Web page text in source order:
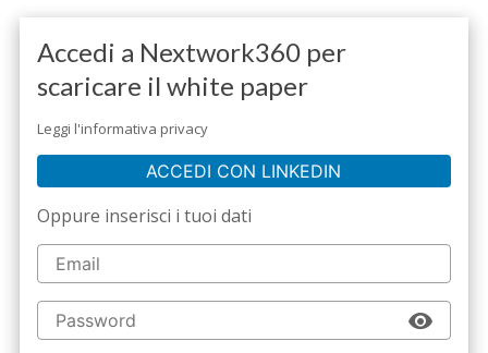
Accedi a Nextwork360 per
scaricare il white paper
Leggi l'informativa privacy
ACCEDI CON LINKEDIN
Oppure inserisci i tuoi dati